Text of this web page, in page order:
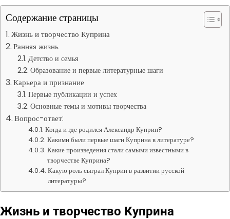
Содержание страницы
Жизнь и творчество Куприна
Ранняя жизнь
Детство и семья
Образование и первые литературные шаги
Карьера и признание
Первые публикации и успех
Основные темы и мотивы творчества
Вопрос-ответ:
Когда и где родился Александр Куприн?
Какими были первые шаги Куприна в литературе?
Какие произведения стали самыми известными в
творчестве Куприна?
Какую роль сыграл Куприн в развитии русской
литературы?
Жизнь и творчество Куприна